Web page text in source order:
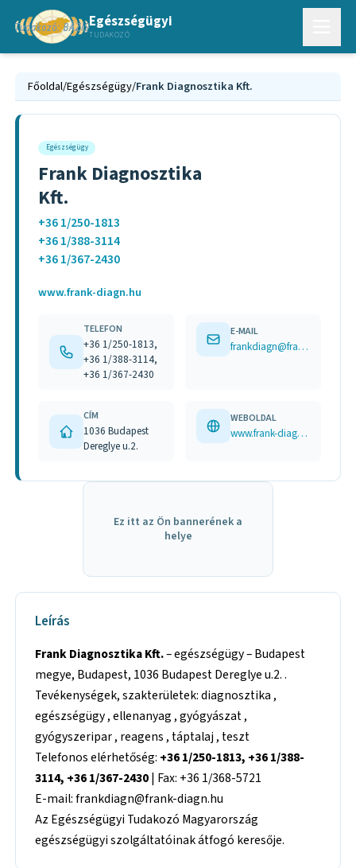
Egészségügyi
TUDAKOZÓ
Főoldal/Egészségügy/Frank Diagnosztika Kft.
Egészségügy
Frank Diagnosztika
Kft.
+36 1/250-1813
+36 1/388-3114
+36 1/367-2430
www.frank-diagn.hu
TELEFON
+36 1/250-1813,
+36 1/388-3114,
+36 1/367-2430
E-MAIL
frankdiagn@frank-diagn.hu
CÍM
1036 Budapest
Dereglye u.2.
WEBOLDAL
www.frank-diagn.hu
Ez itt az Ön bannerének a
helye
Leírás
Frank Diagnosztika Kft.– egészségügy – Budapest
megye, Budapest, 1036 Budapest Dereglye u.2. .
Tevékenységek, szakterületek: diagnosztika ,
egészségügy , ellenanyag , gyógyászat ,
gyógyszeripar , reagens , táptalaj , teszt
Telefonos elérhetőség: +36 1/250-1813, +36 1/388-
3114, +36 1/367-2430| Fax: +36 1/368-5721
E-mail: frankdiagn@frank-diagn.hu
Az Egészségügyi Tudakozó Magyarország
egészségügyi szolgáltatóinak átfogó keresője.